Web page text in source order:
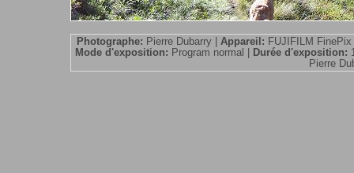
Photographe: Pierre Dubarry | Appareil: FUJIFILM
Mode d'exposition: Program normal | Durée d'exposition:
Pierre